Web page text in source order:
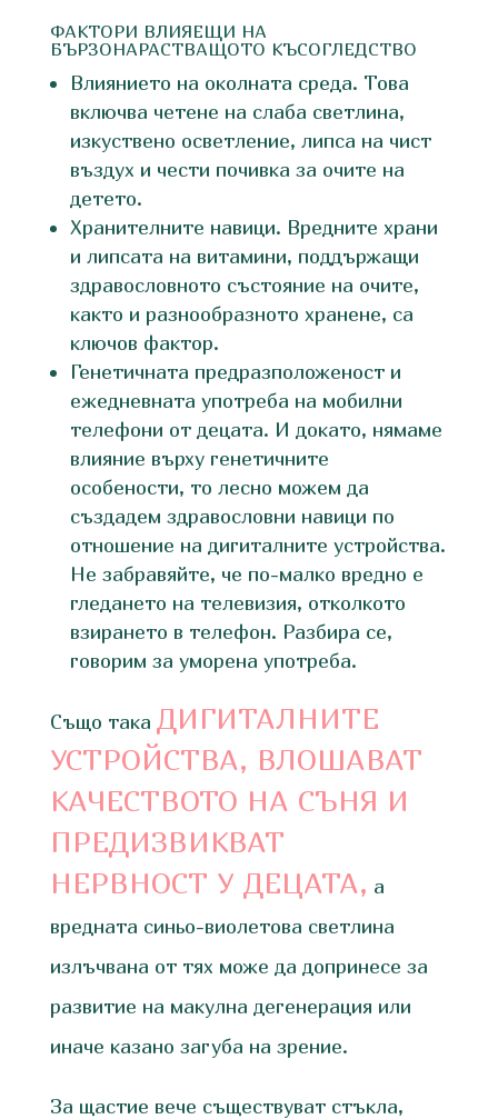
ФАКТОРИ ВЛИЯЕЩИ НА
БЪРЗОНАРАСТВАЩОТО КЪСОГЛЕДСТВО
Влиянието на околната среда. Това
включва четене на слаба светлина,
изкуствено осветление, липса на чист
въздух и чести почивка за очите на
детето.
Хранителните навици. Вредните храни
и липсата на витамини, поддържащи
здравословното състояние на очите,
както и разнообразното хранене, са
ключов фактор.
Генетичната предразположеност и
ежедневната употреба на мобилни
телефони от децата. И докато, нямаме
влияние върху генетичните
особености, то лесно можем да
създадем здравословни навици по
отношение на дигиталните устройства.
Не забравяйте, че по-малко вредно е
гледането на телевизия, отколкото
взирането в телефон. Разбира се,
говорим за уморена употреба.
Също така ДИГИТАЛНИТЕ
УСТРОЙСТВА, ВЛОШАВАТ
КАЧЕСТВОТО НА СЪНЯ И
ПРЕДИЗВИКВАТ
НЕРВНОСТ У ДЕЦАТА, а
вредната синьо-виолетова светлина
излъчвана от тях може да допринесе за
развитие на макулна дегенерация или
иначе казано загуба на зрение.
За щастие вече съществуват стъкла,